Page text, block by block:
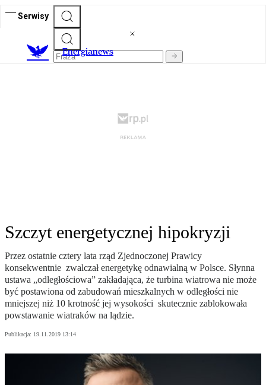
Serwisy
Energianews
Szczyt energetycznej hipokryzji
Przez ostatnie cztery lata rząd Zjednoczonej Prawicy
konsekwentnie zwalczał energetykę odnawialną w Polsce. Słynna
ustawa „odległościowa” zakładająca, że turbina wiatrowa nie może
być postawiona od zabudowań mieszkalnych w odległości nie
mniejszej niż 10 krotność jej wysokości skutecznie zablokowała
powstawanie wiatraków na lądzie.
Publikacja: 19.11.2019 13:14